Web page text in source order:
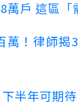
戶 這區「
！律師
半年可期待